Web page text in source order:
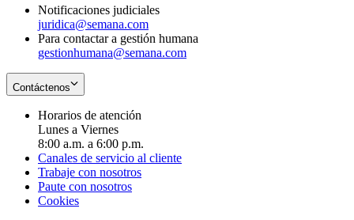
Notificaciones judiciales
juridica@semana.com
Para contactar a gestión humana
gestionhumana@semana.com
Contáctenos
Horarios de atención
Lunes a Viernes
8:00 a.m. a 6:00 p.m.
Canales de servicio al cliente
Trabaje con nosotros
Paute con nosotros
Cookies